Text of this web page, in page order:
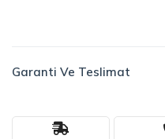
Garanti Ve Teslimat